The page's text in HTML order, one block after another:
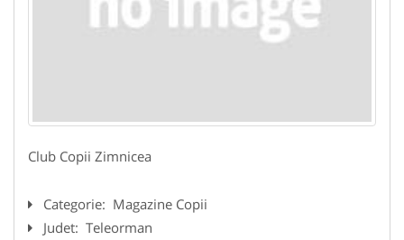
Club Copii Zimnicea
Categorie: Magazine Copii
Judet: Teleorman